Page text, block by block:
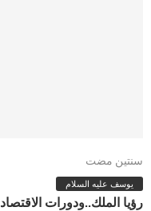
سنتين مضت
يوسف عليه السلام
رؤيا الملك..ودورات الاقتصاد